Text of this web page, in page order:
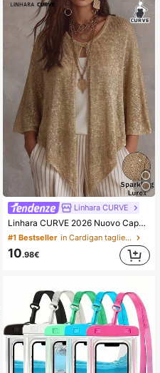
Linhara CURVE
Linhara CURVE 2026 Nuovo Cappello Taglie Forti Colore Unito in Maglia con Filo Metallico Oro e Argento Scialle Lussuoso Adatto per Vacanze Romantiche Cappello Donna Maglione Scintillante in Misto Lurex Argento
#1 Bestseller in Cardigan taglie forti
10.98€